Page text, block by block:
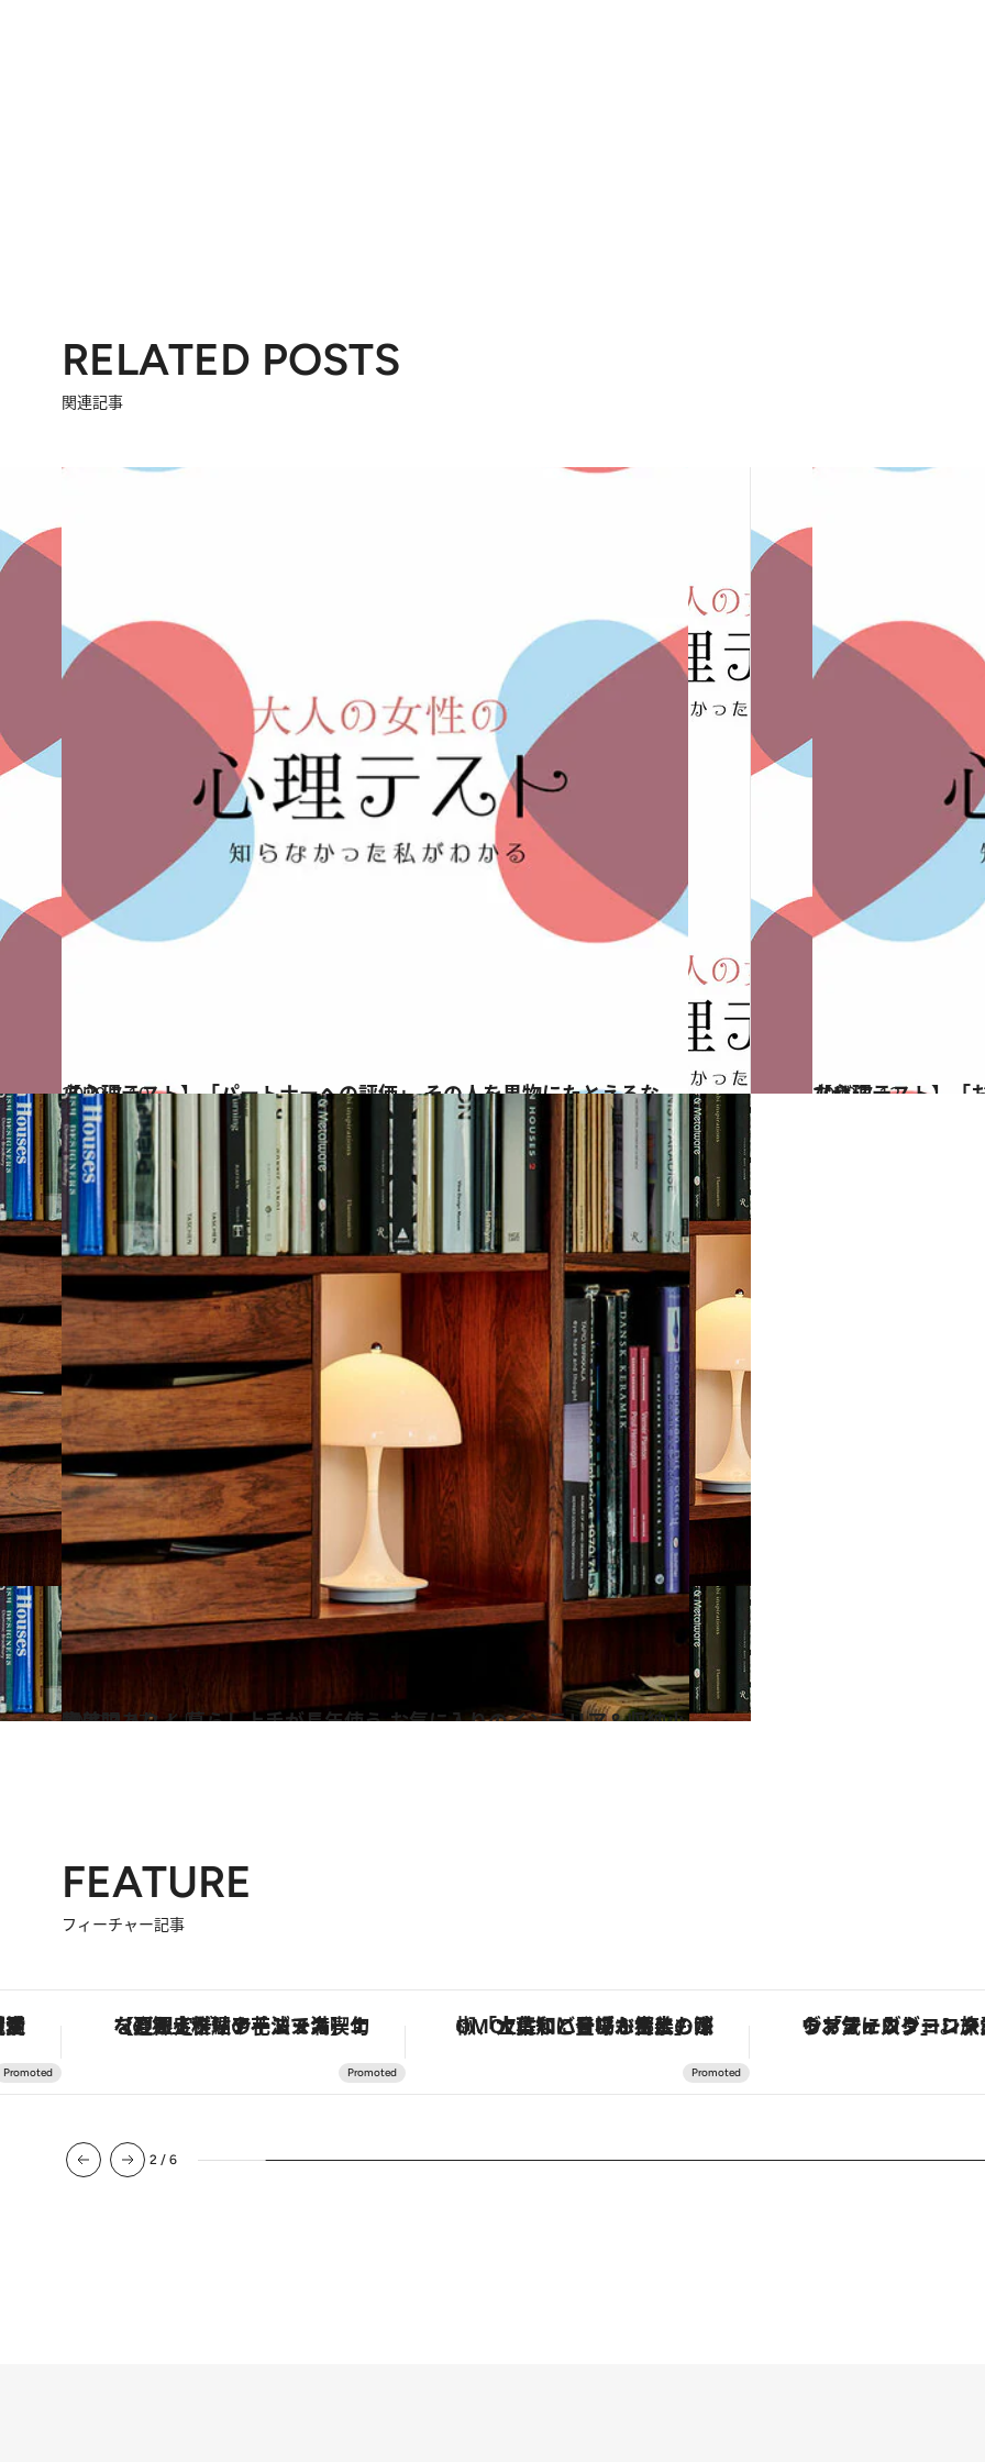
RELATED POSTS
関連記事
2020.7.10
【心理テスト】「パートナーへの評価」 その人を果物にたとえるなら？
占い 2020.7.12
【心理テスト】「お似合いの相手」 イケメンなのに恋人がいないのはなぜ？
占い
2020.4.27
審美眼あり！ 暮らし上手が長年使う お気に入りのインテリア＆収納小物は
ライフスタイル
FEATURE
フィーチャー記事
実現させたナイジェリアの自然環境の復活 【夏限定ディナーコース】旬を迎える稚鮎や花ズッキーニなどをイタリア・トスカーナの郷土料理の手法で満喫！ 「土佐和ハーブかき氷」がOMO7高知に登場！生姜、山椒、大葉など目にも舌にも涼を呼ぶ郷土の味
2 / 6